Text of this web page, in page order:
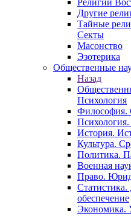
Религии
Другие
Тайные
Секты
Масонство
Эзотерика
Общественные
Назад
Психология
Философия.
История.
Культура.
Политика.
Военная
Право.
обеспечение
Экономика.